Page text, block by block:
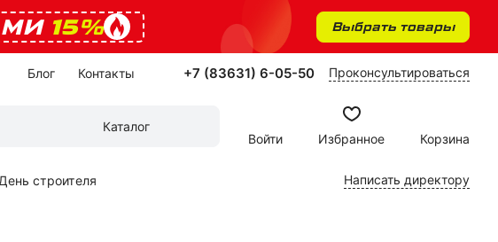
15% Выбрать товары
Блог Контакты +7 (83631) 6-05-50 Проконсультироваться
Каталог
Войти
Избранное Корзина
День строителя Написать директору